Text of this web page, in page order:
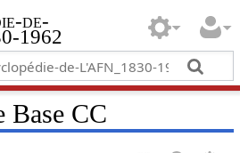
de-
1962
Base CC